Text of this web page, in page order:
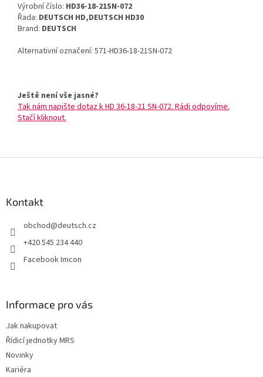
Výrobní číslo: HD36-18-21SN-072
Řada: DEUTSCH HD,DEUTSCH HD30
Brand: DEUTSCH
Alternativní označení: 571-HD36-18-21SN-072
Ještě není vše jasné?
Tak nám napište dotaz k HD 36-18-21 SN-072. Rádi odpovíme.
Stačí kliknout.
Kontakt
obchod@deutsch.cz
+420 545 234 440
Facebook Imcon
Informace pro vás
Jak nakupovat
Řídicí jednotky MRS
Novinky
Kariéra